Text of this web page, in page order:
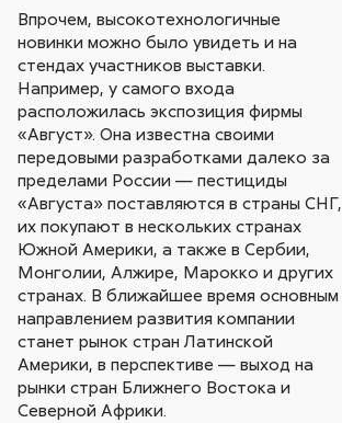
Впрочем, высокотехнологичные
новинки можно было увидеть и на
стендах участников выставки.
Например, у самого входа
расположилась экспозиция фирмы
«Август». Она известна своими
передовыми разработками далеко за
пределами России — пестициды
«Августа» поставляются в страны СНГ,
их покупают в нескольких странах
Южной Америки, а также в Сербии,
Монголии, Алжире, Марокко и других
странах. В ближайшее время основным
направлением развития компании
станет рынок стран Латинской
Америки, в перспективе — выход на
рынки стран Ближнего Востока и
Северной Африки.